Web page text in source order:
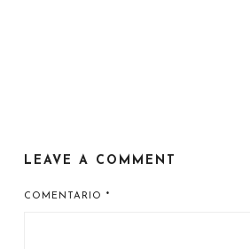
LEAVE A COMMENT
COMENTARIO *